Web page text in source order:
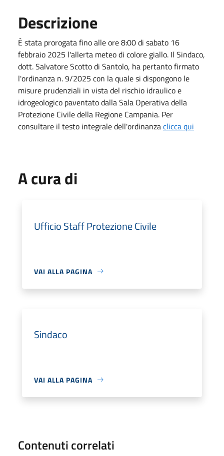
Descrizione
È stata prorogata fino alle ore 8:00 di sabato 16
febbraio 2025 l'allerta meteo di colore giallo. Il Sindaco,
dott. Salvatore Scotto di Santolo, ha pertanto firmato
l'ordinanza n. 9/2025 con la quale si dispongono le
misure prudenziali in vista del rischio idraulico e
idrogeologico paventato dalla Sala Operativa della
Protezione Civile della Regione Campania. Per
consultare il testo integrale dell'ordinanzaclicca qui
A cura di
Ufficio Staff Protezione Civile
VAI ALLA PAGINA
Sindaco
VAI ALLA PAGINA
Contenuti correlati